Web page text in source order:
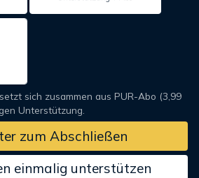
sich zusammen aus PUR-Abo (3,99
Unterstützung.
zum Abschließen
einmalig unterstützen